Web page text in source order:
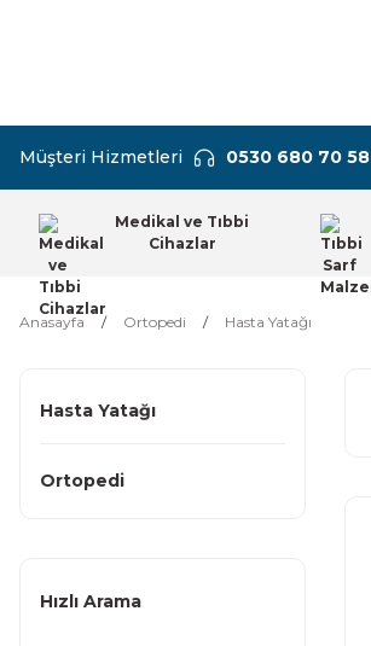
Müşteri Hizmetleri 0530 680 70 58
Medikal ve Tıbbi
Cihazlar
Anasayfa Ortopedi Hasta Yatağı
Hasta Yatağı
Ortopedi
Hızlı Arama